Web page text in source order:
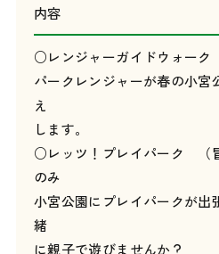
内容
○レンジャーガイドウォーク
パークレンジャーが春の小宮
え
します。
○レッツ！プレイパーク （
のみ
小宮公園にプレイパークが出
緒
に親子で遊びませんか？